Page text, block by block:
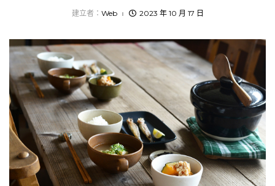
建立者： Web 2023 年 10 月 17 日